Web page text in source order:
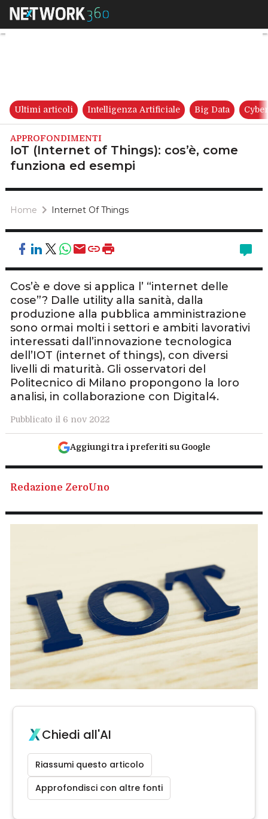
IoT (Internet of Things):
Ultimi articoli Intelligenza Artificiale Big Data
APPROFONDIMENTI
IoT (Internet of Things): cos’è, come
funziona ed esempi
Home Internet Of Things
Cos’è e dove si applica l’ “internet delle
cose”? Dalle utility alla sanità, dalla
produzione alla pubblica amministrazione
sono ormai molti i settori e ambiti lavorativi
interessati dall’innovazione tecnologica
dell’IOT (internet of things), con diversi
livelli di maturità. Gli osservatori del
Politecnico di Milano propongono la loro
analisi, in collaborazione con Digital4.
Pubblicato il 6 nov 2022
Aggiungi tra i preferiti su Google
Redazione ZeroUno
Chiedi all'AI
Riassumi questo articolo
Approfondisci con altre fonti